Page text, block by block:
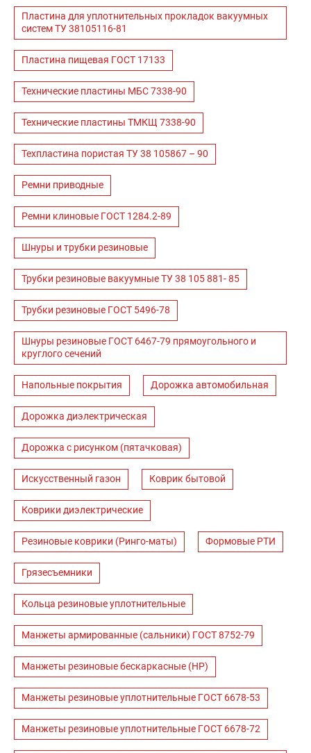
Пластина для уплотнительных прокладок вакуумных
систем ТУ 38105116-81
Пластина пищевая ГОСТ 17133
Технические пластины МБС 7338-90
Технические пластины ТМКЩ 7338-90
Техпластина пористая ТУ 38 105867 – 90
Ремни приводные
Ремни клиновые ГОСТ 1284.2-89
Шнуры и трубки резиновые
Трубки резиновые вакуумные ТУ 38 105 881- 85
Трубки резиновые ГОСТ 5496-78
Шнуры резиновые ГОСТ 6467-79 прямоугольного и
круглого сечений
Напольные покрытия Дорожка автомобильная
Дорожка диэлектрическая
Дорожка с рисунком (пятачковая)
Искусственный газон Коврик бытовой
Коврики диэлектрические
Резиновые коврики (Ринго-маты) Формовые РТИ
Грязесъемники
Кольца резиновые уплотнительные
Манжеты армированные (сальники) ГОСТ 8752-79
Манжеты резиновые бескаркасные (НР)
Манжеты резиновые уплотнительные ГОСТ 6678-53
Манжеты резиновые уплотнительные ГОСТ 6678-72